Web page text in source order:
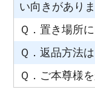
い向きがあり
Ｑ．置き場所
Ｑ．返品方法は
Ｑ．ご本尊様